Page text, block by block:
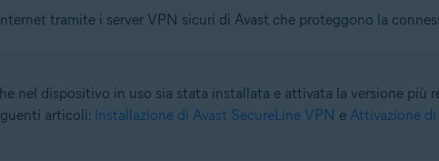
tramite i server VPN sicuri di Avast che proteggono la
nel dispositivo in uso sia stata installata e attivata la versione più
articoli: Installazione di Avast SecureLine VPN e Attivazione